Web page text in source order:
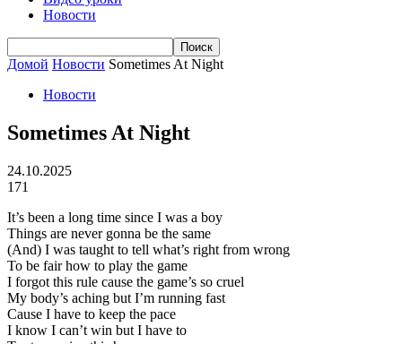
Новости
Домой Новости Sometimes At Night
Новости
Sometimes At Night
24.10.2025
171
It’s been a long time since I was a boy
Things are never gonna be the same
(And) I was taught to tell what’s right from wrong
To be fair how to play the game
I forgot this rule cause the game’s so cruel
My body’s aching but I’m running fast
Cause I have to keep the pace
I know I can’t win but I have to